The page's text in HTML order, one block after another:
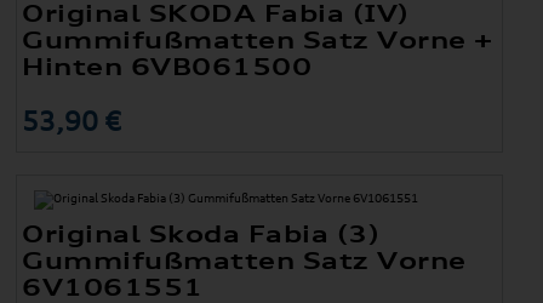
Original SKODA Fabia (IV)
Gummifußmatten Satz Vorne +
Hinten 6VB061500
53,90 €
Original Skoda Fabia (3)
Gummifußmatten Satz Vorne
6V1061551